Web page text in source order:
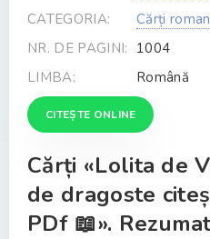
CATEGORIA:
Cărți
NR. DE PAGINI: 1004
LIMBA:
Română
CITEȘTE ONLINE
Cărți «Lolita de
de dragoste
PDf 📖».